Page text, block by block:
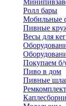
Ролл бары
Мобильные
Пивные
Весы для кег
Покупаем б/
Пиво в дом
Пивные